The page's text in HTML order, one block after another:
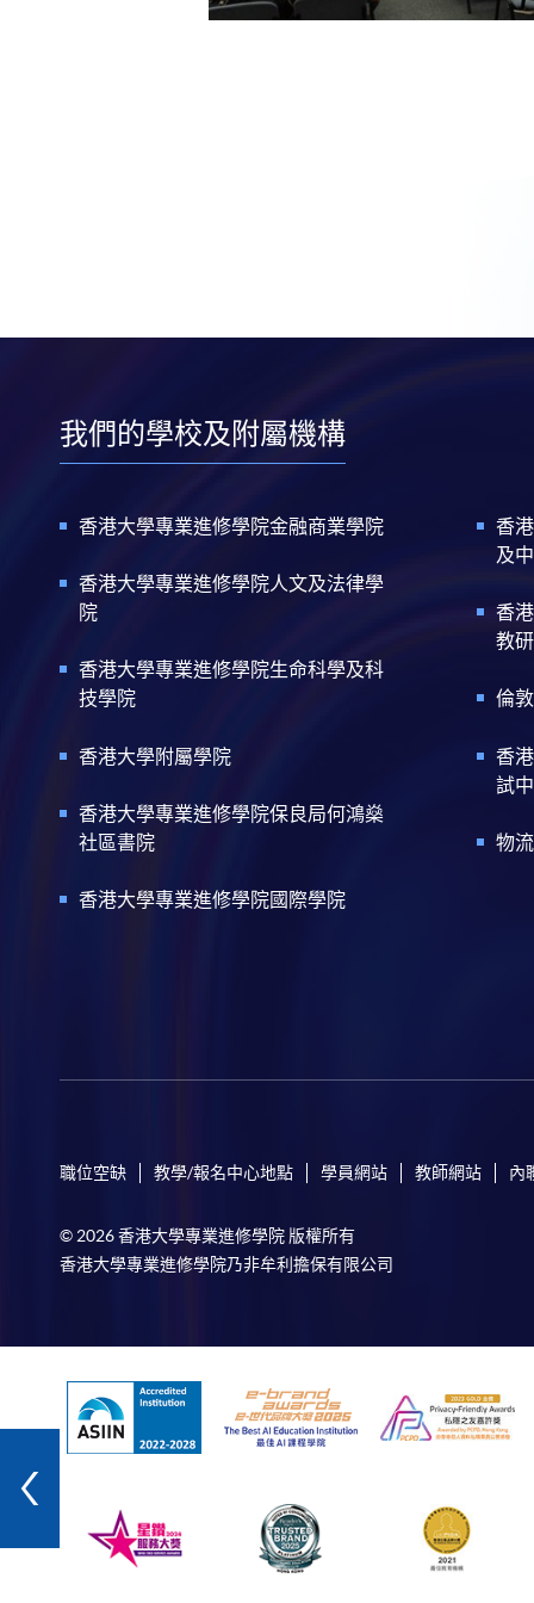
我們的學校及附屬機構
香港大學專業進修學院金融商業學院
香港大學專業進修學院人文及法律學
院
香港大學專業進修學院生命科學及科
技學院
香港大學附屬學院
香港大學專業進修學院保良局何鴻燊
社區書院
香港大學專業進修學院國際學院
香
及
香
教
倫
香
試
物
職位空缺 教學/報名中心地點 學員網站 教師網站 內
© 2026 香港大學專業進修學院 版權所有
香港大學專業進修學院乃非牟利擔保有限公司